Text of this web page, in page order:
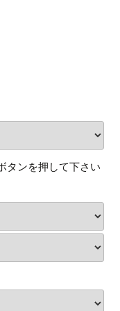
タンを押して下さい